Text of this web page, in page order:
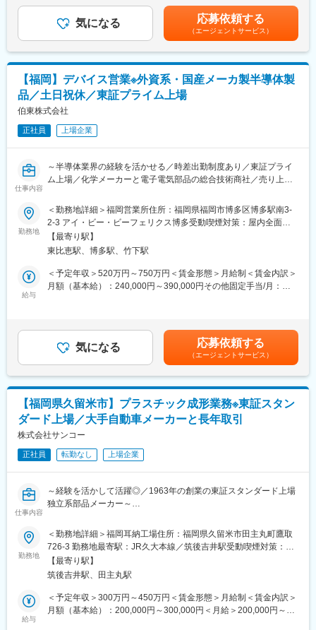
・勤務地：〒869-2231 熊本県阿蘇市永草2089
変更の範囲：会社の定める業務
進する役割を期待します。
め募集します。
■職務内容
・工場の増産・改良工事あるいは新規工場の建設の機械設計担当
者として、製造プロセス、設備予算、工期を意識しながら、設計
業務を行っていただきます。設計業務にあたっては、中長期の工
場インフラ整備の視点を持ち、機械工学に関する専門知識を活か
しながら実行いただきます。
・各種設備メーカーとの調整や発注業務、ならびに工事会社との
調整も行います。新規工場等の建設においては、基本計画段階か
■やりがい
成長ドライバーと位置づけられるアグロ＆ライフソリューション
部門の主力工場である大分工場において、
やアイディアを提案し織り込むことができます。
・機械設備の専門知識に加え、プロジェクト全体の流れや関係部
ジニアとしてのキャリア向上が実感できます。
■キャリアパス
工場・研究所の建設および機械設備の設計・保全・工事・運用に
関する業務を担当いただきます。
将来的には、これらの方針や戦略立案の一部を担い、生産技術や
工務、エンジニアリング部の部門責任者となるキャリアパスがあ
ります。
変更の範囲：会社の定める業務
気になる 応募依頼する
（エージェントサービス）
【福岡】デバイス営業※外資系・国産メーカ製半導体製
品／土日祝休／東証プライム上場
伯東株式会社
正社員 上場企業
仕事内容
～半導体業界の経験を活かせる／時差出勤制度あり／東証プライ
ム上場／化学メーカーと電子電気部品の総合技術商社／売り上げ
■業務内容：
九州･山口圏内の顧客に対する外資系･国産メーカ製半導体製品を
中心としたソリューション提案営業をお任せします。
■担当業務：
当社で扱う半導体や電子部品を大手電機メーカーや自動車部品メ
管理などの調整業務も担当頂く為、顧客・仕入先のニーズを元に
半導体ビジネスをコーディネートするやりがいを感じて頂けま
す。中途入社にもOJT制度があり、まずは先輩との営業同行等を
度で単独の営業活動を行っていただいています。
■特徴：
・高い技術力：「技術の分かる営業」として、顧客と仕入先間の
技術コーディネートを行います。提案先も生産ライン向けという
より、ハイエンドな最先端商品を開発しているメーカーなどを担
当するので、新製品開発を行う国内優良メーカーの技術者に対し
高度な提案をします。
・豊富な製品ラインナップ：様々な機能を持った半導体から電子
部品・光部品まで、幅広い製品ラインナップを持ち、どこでも扱
徴です。そのため「伯東に言えば何でも揃っている」と顧客から
も高い信頼を得ています。
・グローバルなビジネス：扱う製品は欧米からの輸入品が多く仕
入れ先とのやりとりが頻繁にあり、同社海外拠点への駐在もチャ
■ 業務の魅力・PRポイント：
勤務地
＜勤務地詳細＞福岡営業所住所：福岡県福岡市博多区博多駅南3-
2-3 アイ・ビー・ビーフェリクス博多受動喫煙対策：屋内全面禁
煙変更の範囲：会社の定める事業所
【最寄り駅】
東比恵駅、博多駅、竹下駅
給与
＜予定年収＞520万円～750万円＜賃金形態＞月給制＜賃金内訳＞
月額（基本給）：240,000円～390,000円その他固定手当/月：
して、営業手当を3～4万円支給いたします。※超過した分は別途
支給いたします。※ご経験に応じて、記載年収より前後する可能性
がございます。賃金はあくまでも目安の金額であり、選考を通じ
て上下する可能性があります。月給(月額)は固定手当を含めた表記
です。
気になる 応募依頼する
（エージェントサービス）
【福岡県久留米市】プラスチック成形業務※東証スタン
ダード上場／大手自動車メーカーと長年取引
株式会社サンコー
正社員 転勤なし 上場企業
仕事内容
～経験を活かして活躍◎／1963年の創業の東証スタンダード上場
独立系部品メーカー～
■業務内容：
プラスチック成形業務をお願いします。
■業務詳細：
・プラスチック金型の段取り
・材料乾燥段取りと製品成形
・成形機、金型のメンテナンス他、付帯する業務
勤務地
＜勤務地詳細＞福岡耳納工場住所：福岡県久留米市田主丸町鷹取
726-3 勤務地最寄駅：JR久大本線／筑後吉井駅受動喫煙対策：屋
内全面禁煙
【最寄り駅】
筑後吉井駅、田主丸駅
給与
＜予定年収＞300万円～450万円＜賃金形態＞月給制＜賃金内訳＞
月額（基本給）：200,000円～300,000円＜月給＞200,000円～